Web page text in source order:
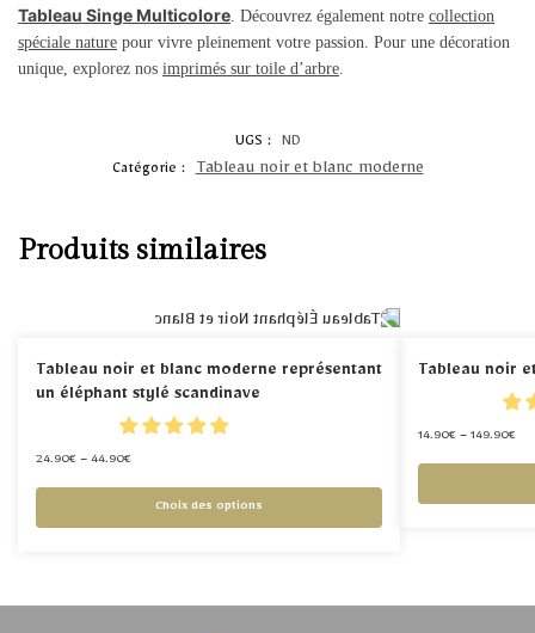
Tableau Singe Multicolore. Découvrez également notre collection
spéciale nature pour vivre pleinement votre passion. Pour une décoration
unique, explorez nos imprimés sur toile d’arbre.
UGS :
ND
Catégorie :
Tableau noir et blanc moderne
Produits similaires
Tableau noir et blanc moderne représentant
un éléphant stylé scandinave
24.90€ – 44.90€
Choix des options
Tableau noir
14.90€ – 149.90€